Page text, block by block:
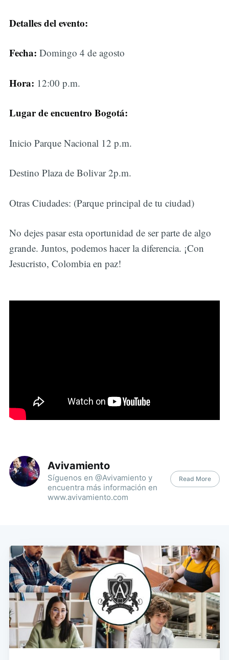
Detalles del evento:
Fecha: Domingo 4 de agosto
Hora: 12:00 p.m.
Lugar de encuentro Bogotá:
Inicio Parque Nacional 12 p.m.
Destino Plaza de Bolivar 2p.m.
Otras Ciudades: (Parque principal de tu ciudad)
No dejes pasar esta oportunidad de ser parte de algo
grande. Juntos, podemos hacer la diferencia. ¡Con
Jesucristo, Colombia en paz!
Avivamiento
Síguenos en @Avivamiento y
encuentra más información en
www.avivamiento.com
Read More